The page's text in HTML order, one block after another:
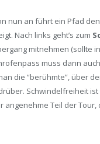
nun an führt ein Pfad
Nach links geht’s zum
mitnehmen (sollte
muss dann
die “berühmte”, über
Schwindelfreiheit
Teil der Tour,